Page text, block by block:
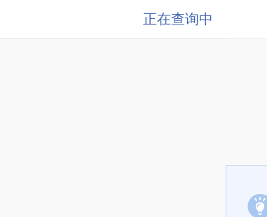
正在查询中